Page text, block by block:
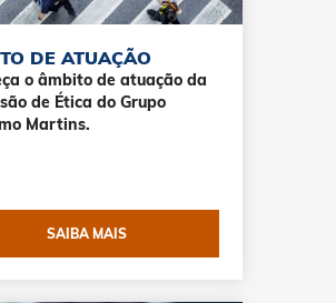
DE ATUAÇÃO
o âmbito de atuação da
de Ética do Grupo
Martins.
SAIBA MAIS